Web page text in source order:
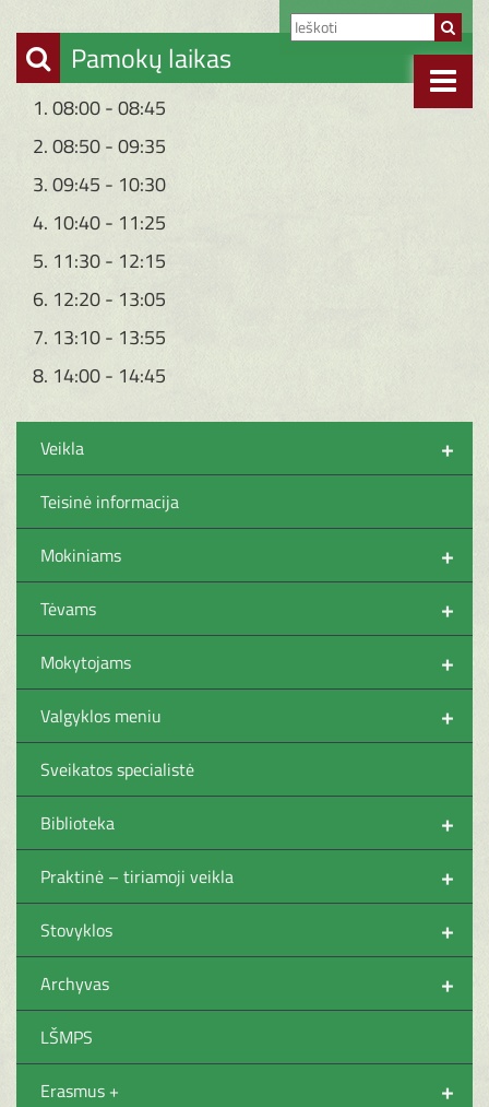
Pamokų laikas
1. 08:00 - 08:45
2. 08:50 - 09:35
3. 09:45 - 10:30
4. 10:40 - 11:25
5. 11:30 - 12:15
6. 12:20 - 13:05
7. 13:10 - 13:55
8. 14:00 - 14:45
+
Veikla
Teisinė informacija
+
Mokiniams
+
Tėvams
+
Mokytojams
+
Valgyklos meniu
Sveikatos specialistė
+
Biblioteka
+
Praktinė – tiriamoji veikla
+
Stovyklos
+
Archyvas
LŠMPS
+
Erasmus +